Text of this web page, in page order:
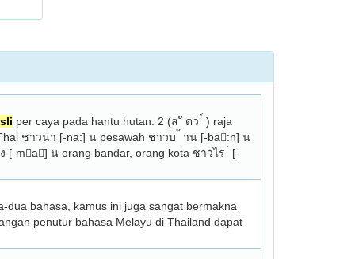
per­ caya pada hantu hutan. 2 (ส ั ตว ์ ) raja
ชาวนา [-na:] น pesawah ชาวบ ้ าน [-ba:n] น
ง [-ma] น orang bandar, orang kota ชาวไร ่ [-
dua bahasa, kamus ini juga sangat bermakna
penutur bahasa Melayu di Thailand dapat